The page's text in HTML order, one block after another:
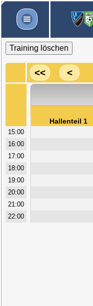
Training löschen
<< <
Hallenteil 1
15:00
16:00
17:00
18:00
19:00
20:00
21:00
22:00